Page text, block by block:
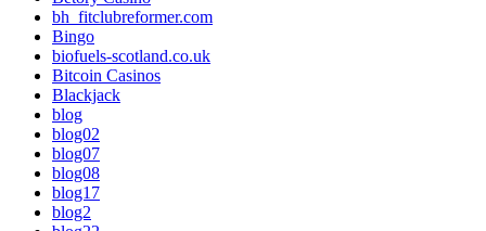
bh_fitclubreformer.com
Bingo
biofuels-scotland.co.uk
Bitcoin Casinos
Blackjack
blog
blog02
blog07
blog08
blog17
blog2